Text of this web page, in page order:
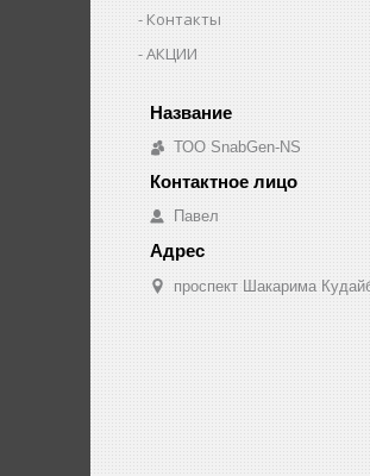
Контакты
АКЦИИ
ТОО SnabGen-NS
Павел
проспект Шакарима